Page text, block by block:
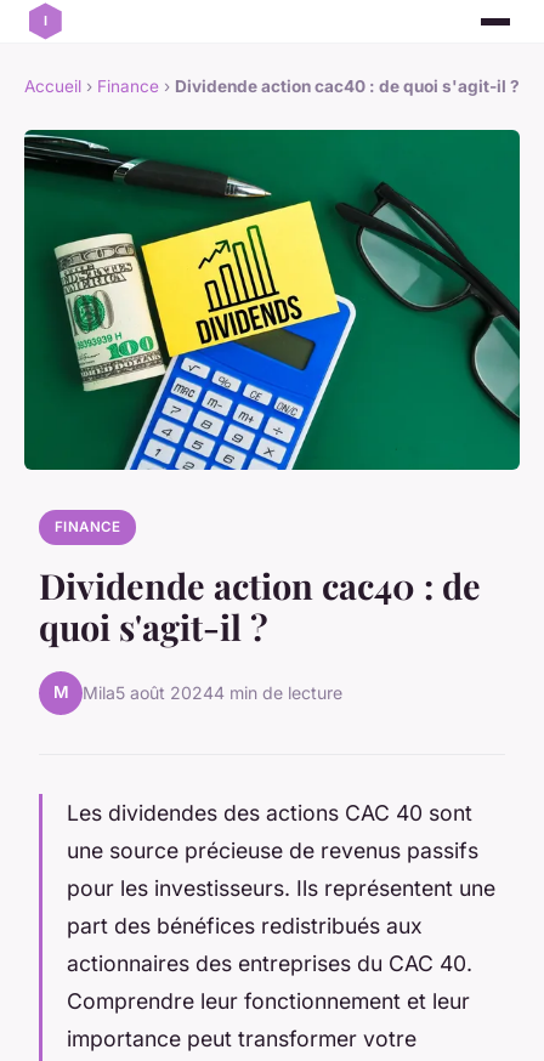
Accueil › Finance › Dividende action cac40 : de quoi s'agit-il ?
FINANCE
Dividende action cac40 : de
quoi s'agit-il ?
M Mila5 août 20244 min de lecture
Les dividendes des actions CAC 40 sont
une source précieuse de revenus passifs
pour les investisseurs. Ils représentent une
part des bénéfices redistribués aux
actionnaires des entreprises du CAC 40.
Comprendre leur fonctionnement et leur
importance peut transformer votre